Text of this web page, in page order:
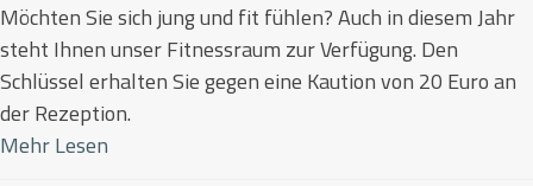
Möchten Sie sich jung und fit fühlen? Auch in diesem Jahr
steht Ihnen unser Fitnessraum zur Verfügung. Den
Schlüssel erhalten Sie gegen eine Kaution von 20 Euro an
der Rezeption.
Mehr Lesen